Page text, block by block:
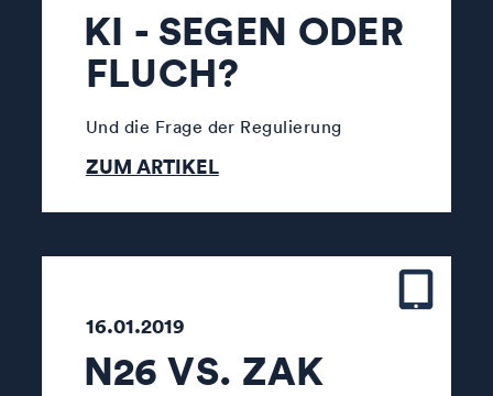
KI - SEGEN ODER
FLUCH?
Und die Frage der Regulierung
ZUM ARTIKEL
16.01.2019
N26 VS. ZAK